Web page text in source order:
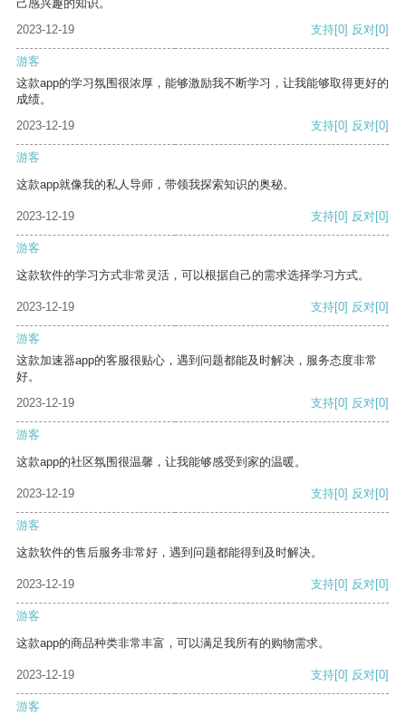
己感兴趣的知识。
2023-12-19
支持[0] 反对[0]
游客
这款app的学习氛围很浓厚，能够激励我不断学习，让我能够取得更好的
成绩。
2023-12-19
支持[0] 反对[0]
游客
这款app就像我的私人导师，带领我探索知识的奥秘。
2023-12-19 支持[0] 反对[0]
游客
这款软件的学习方式非常灵活，可以根据自己的需求选择学习方式。
2023-12-19 支持[0] 反对[0]
游客
这款加速器app的客服很贴心，遇到问题都能及时解决，服务态度非常
好。
2023-12-19
支持[0] 反对[0]
游客
这款app的社区氛围很温馨，让我能够感受到家的温暖。
2023-12-19 支持[0] 反对[0]
游客
这款软件的售后服务非常好，遇到问题都能得到及时解决。
2023-12-19 支持[0] 反对[0]
游客
这款app的商品种类非常丰富，可以满足我所有的购物需求。
2023-12-19 支持[0] 反对[0]
游客